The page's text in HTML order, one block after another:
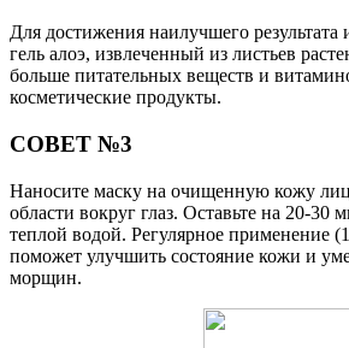
Для достижения наилучшего результата
гель алоэ, извлеченный из листьев
больше питательных веществ и
косметические продукты.
СОВЕТ №3
Наносите маску на очищенную кожу
области вокруг глаз. Оставьте на 20-30
теплой водой. Регулярное применение
поможет улучшить состояние кожи и
морщин.